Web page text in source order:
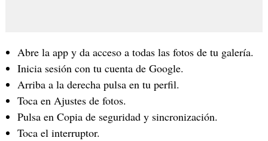
Abre la app y da acceso a todas las fotos de tu galería.
Inicia sesión con tu cuenta de Google.
Arriba a la derecha pulsa en tu perfil.
Toca en Ajustes de fotos.
Pulsa en Copia de seguridad y sincronización.
Toca el interruptor.